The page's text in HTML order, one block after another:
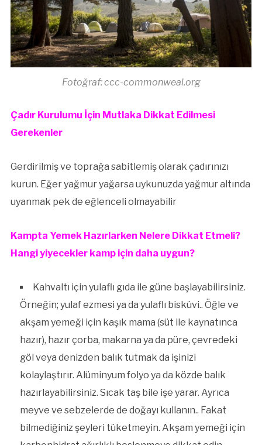
Fotoğraf: ccc-commonweal.org
Çadır Kurulumu İçin Mutlaka Dikkat Edilmesi
Gerekenler
Gerdirilmiş ve toprağa sabitlemiş olarak çadırınızı
kurun. Eğer yağmur yağarsa uykunuzda yağmur altında
uyanmak pek de eğlenceli olmayabilir
Kampta Yemek Hazırlarken Nelere Dikkat Etmeli?
Hangi yiyecekler kamp için daha uygun?
Kahvaltı için yulaflı gıda ile güne başlayabilirsiniz.
Örneğin; yulaf ezmesi ya da yulaflı bisküvi.. Öğle ve
akşam yemeği için kaşık mama (süt ile kaynatınca
hazır), hazır çorba, makarna ya da püre, çevredeki
göl veya denizden balık tutmak da işinizi
kolaylaştırır. Alüminyum folyo ya da közde balık
hazırlayabilirsiniz. Sıcak taş bile işe yarar. Ayrıca
meyve ve sebzelerde de doğayı kullanın.. Fakat
bilmediğiniz şeyleri tüketmeyin. Akşam yemeği için